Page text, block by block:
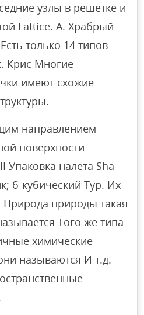
узлы в решетке и
Lattice. А. Храбрый
только 14 типов
Крис Многие
имеют схожие
направлением
поверхности
Упаковка налета Sha
б-кубический Тур. Их
природы такая
Того же типа
химические
называются И т.д.